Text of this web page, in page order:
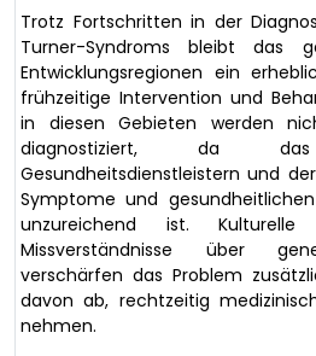
Trotz Fortschritten in der
Turner-Syndroms bleibt das
Entwicklungsregionen ein
frühzeitige Intervention und
in diesen Gebieten werden
diagnostiziert, da
Gesundheitsdienstleistern und
Symptome und
unzureichend ist. Kulturelle
Missverständnisse über
verschärfen das Problem
davon ab, rechtzeitig
nehmen.